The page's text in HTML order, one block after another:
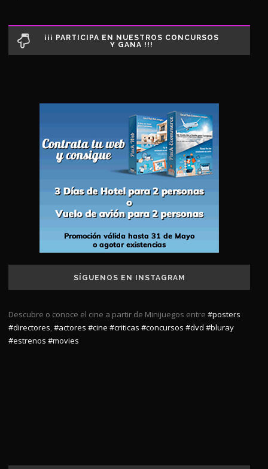
¡¡¡ PARTICIPA EN NUESTROS CONCURSOS
Y GANA !!!
SÍGUENOS EN INSTAGRAM
Descubre o conoce el cine a partir de Minijuegos entre #posters
#directores,#actores #cine #criticas #concursos #dvd #bluray
#estrenos #movies